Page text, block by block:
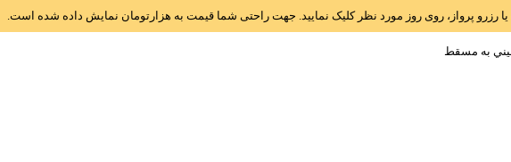
رزرو پرواز، روی روز مورد نظر کلیک نمایید. جهت راحتی شما قیمت به هزارتومان نمایش داده شده است.
به مسقط